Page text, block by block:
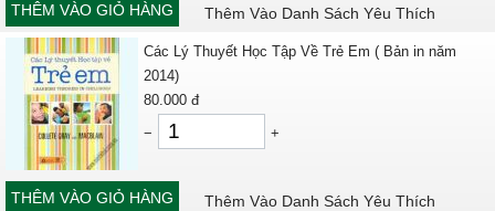
THÊM VÀO GIỎ HÀNG Thêm Vào Danh Sách Yêu Thích
Các Lý Thuyết Học Tập Về Trẻ Em ( Bản in năm
2014)
80.000 đ
−
+
THÊM VÀO GIỎ HÀNG Thêm Vào Danh Sách Yêu Thích